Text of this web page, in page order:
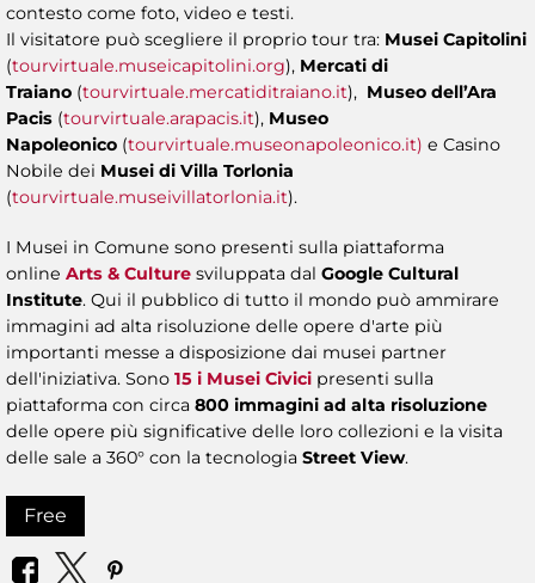
contesto come foto, video e testi.
Il visitatore può scegliere il proprio tour tra: Musei Capitolini
(tourvirtuale.museicapitolini.org), Mercati di
Traiano (tourvirtuale.mercatiditraiano.it), Museo dell’Ara
Pacis (tourvirtuale.arapacis.it), Museo
Napoleonico (tourvirtuale.museonapoleonico.it) e Casino
Nobile dei Musei di Villa Torlonia
(tourvirtuale.museivillatorlonia.it).
I Musei in Comune sono presenti sulla piattaforma
online Arts & Culture sviluppata dal Google Cultural
Institute. Qui il pubblico di tutto il mondo può ammirare
immagini ad alta risoluzione delle opere d'arte più
importanti messe a disposizione dai musei partner
dell'iniziativa. Sono 15 i Musei Civici presenti sulla
piattaforma con circa 800 immagini ad alta risoluzione
delle opere più significative delle loro collezioni e la visita
delle sale a 360° con la tecnologia Street View.
Free